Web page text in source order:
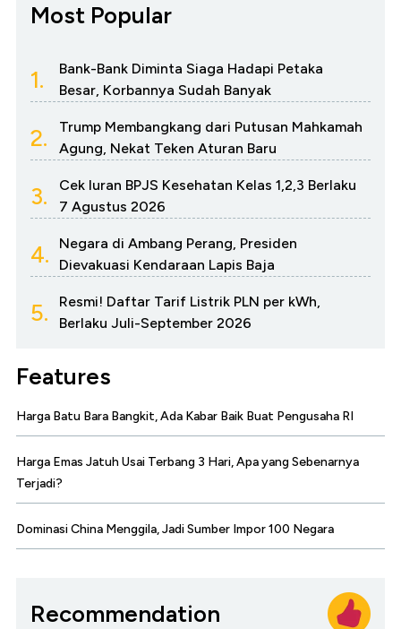
Most Popular
1.
Bank-Bank Diminta Siaga Hadapi Petaka
Besar, Korbannya Sudah Banyak
2.
Trump Membangkang dari Putusan Mahkamah
Agung, Nekat Teken Aturan Baru
3.
Cek Iuran BPJS Kesehatan Kelas 1,2,3 Berlaku
7 Agustus 2026
4.
Negara di Ambang Perang, Presiden
Dievakuasi Kendaraan Lapis Baja
5.
Resmi! Daftar Tarif Listrik PLN per kWh,
Berlaku Juli-September 2026
Features
Harga Batu Bara Bangkit, Ada Kabar Baik Buat Pengusaha RI
Harga Emas Jatuh Usai Terbang 3 Hari, Apa yang Sebenarnya
Terjadi?
Dominasi China Menggila, Jadi Sumber Impor 100 Negara
Recommendation